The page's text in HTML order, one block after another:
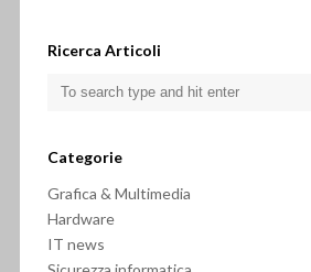
Ricerca Articoli
Categorie
Grafica & Multimedia
Hardware
IT news